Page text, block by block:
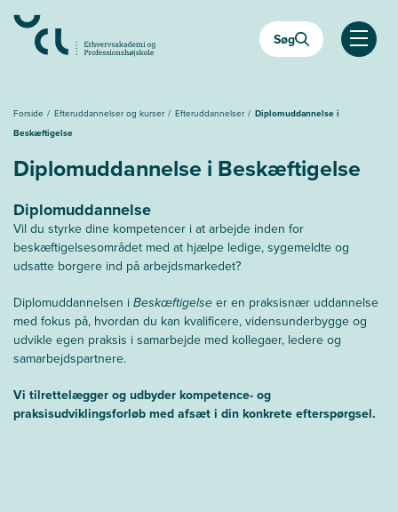
hovedindhold
Søg
Åben
Forside Efteruddannelser og kurser Efteruddannelser
Diplomuddannelse i
Beskæftigelse
Diplomuddannelse i Beskæftigelse
Diplomuddannelse
Vil du styrke dine kompetencer i at arbejde inden for
beskæftigelsesområdet med at hjælpe ledige, sygemeldte og
udsatte borgere ind på arbejdsmarkedet?
Diplomuddannelsen iBeskæftigelseer en praksisnær uddannelse
med fokus på, hvordan du kan kvalificere, vidensunderbygge og
udvikle egen praksis i samarbejde med kollegaer, ledere og
samarbejdspartnere.
Vi tilrettelægger og udbyder kompetence- og
praksisudviklingsforløb med afsæt i din konkrete efterspørgsel.